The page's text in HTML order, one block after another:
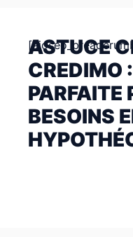
ASTUCE
CREDIMO
PARFAITE
BESOINS